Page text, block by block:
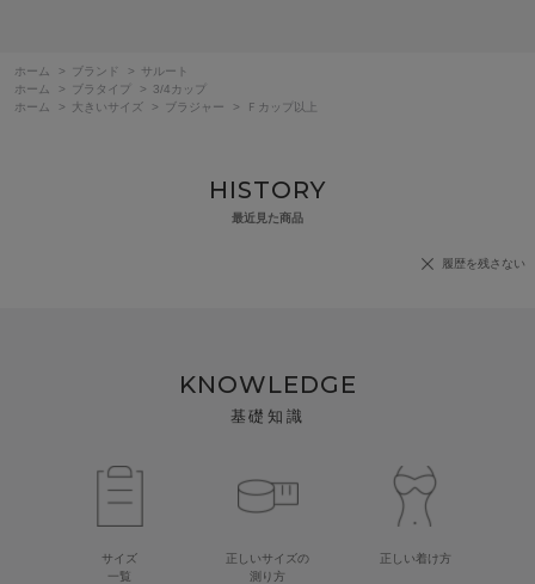
ホーム > ブランド >
サルート
ホーム
> ブラタイプ >
3/4カップ
ホーム
> 大きいサイズ > ブラジャー > Ｆカップ以上
HISTORY
最近見た商品
履歴を残さない
KNOWLEDGE
基礎知識
サイズ
一覧
正しいサイズの
測り方
正しい着け方